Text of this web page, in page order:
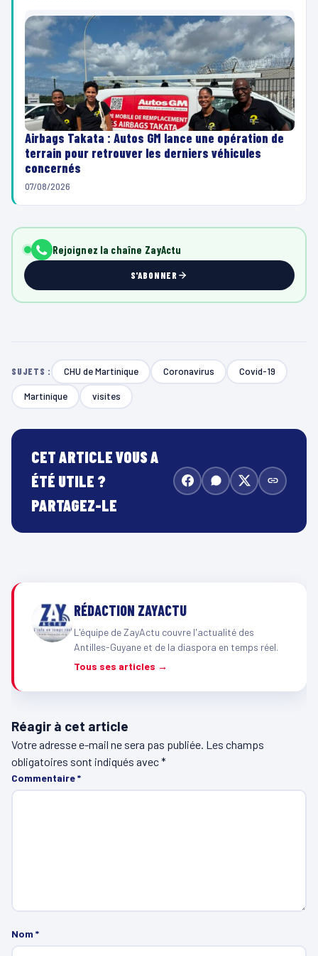
Airbags Takata : Autos GM lance une opération de
terrain pour retrouver les derniers véhicules
concernés
07/08/2026
Rejoignez la chaîne ZayActu
S'ABONNER
SUJETS : CHU de Martinique Coronavirus Covid-19
Martinique visites
CET ARTICLE VOUS A
ÉTÉ UTILE ?
PARTAGEZ-LE
RÉDACTION ZAYACTU
L'équipe de ZayActu couvre l'actualité des
Antilles-Guyane et de la diaspora en temps réel.
Tous ses articles →
Réagir à cet article
Votre adresse e-mail ne sera pas publiée. Les champs
obligatoires sont indiqués avec*
Commentaire*
Nom *